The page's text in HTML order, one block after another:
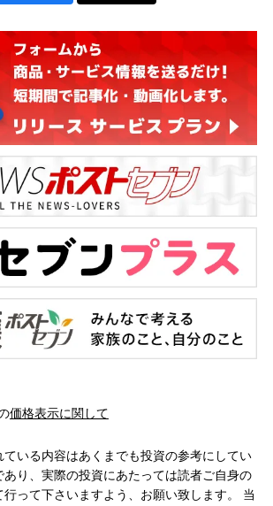
価格表示に関して
ている内容はあくまでも投資の参考にしてい
あり、実際の投資にあたっては読者ご自身の
って下さいますよう、お願い致します。 当